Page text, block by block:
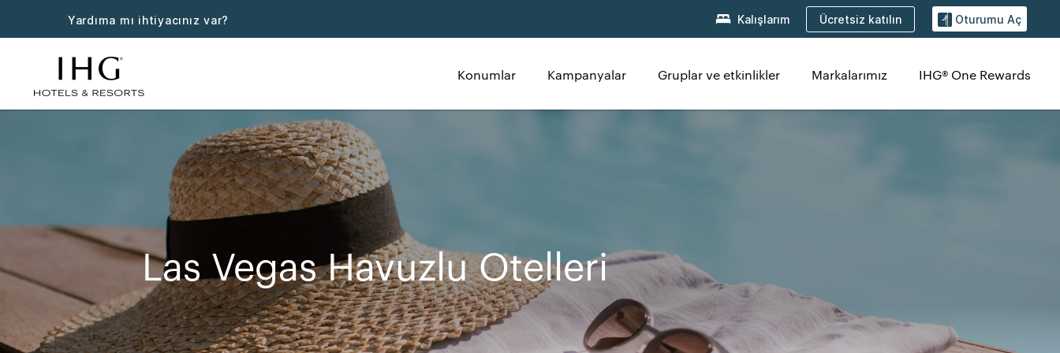
Yardıma mı ihtiyacınız var? Kalışlarım Ücretsiz katılın Oturumu Aç
Konumlar Kampanyalar Gruplar ve etkinlikler Markalarımız IHG® One Rewards
Las Vegas Havuzlu Otelleri